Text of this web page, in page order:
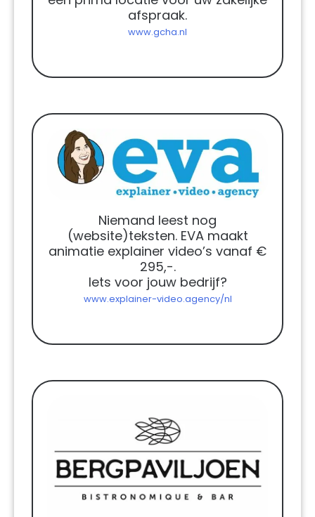
afspraak.
www.gcha.nl
Niemand leest nog
(website)teksten. EVA maakt
animatie explainer video’s vanaf €
295,-.
Iets voor jouw bedrijf?
www.explainer-video.agency/nl